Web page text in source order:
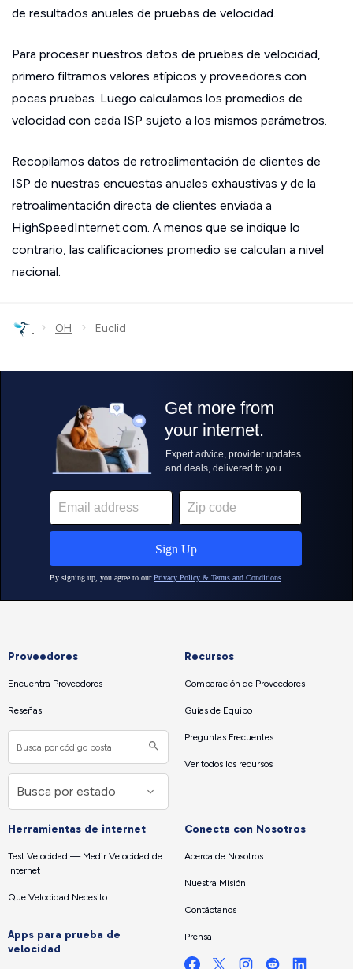
de resultados anuales de pruebas de velocidad.
Para procesar nuestros datos de pruebas de velocidad,
primero filtramos valores atípicos y proveedores con
pocas pruebas. Luego calculamos los promedios de
velocidad con cada ISP sujeto a los mismos parámetros.
Recopilamos datos de retroalimentación de clientes de
ISP de nuestras encuestas anuales exhaustivas y de la
retroalimentación directa de clientes enviada a
HighSpeedInternet.com. A menos que se indique lo
contrario, las calificaciones promedio se calculan a nivel
nacional.
› OH › Euclid
Proveedores
Encuentra Proveedores
Reseñas
Recursos
Comparación de Proveedores
Guías de Equipo
Preguntas Frecuentes
Ver todos los recursos
Herramientas de internet
Test Velocidad — Medir Velocidad de
Internet
Que Velocidad Necesito
Apps para prueba de
velocidad
Conecta con Nosotros
Acerca de Nosotros
Nuestra Misión
Contáctanos
Prensa